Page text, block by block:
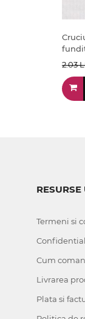
2.03
RESURSE
Termeni si
Cum
Livrarea
Plata si